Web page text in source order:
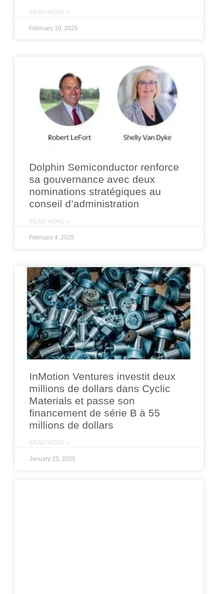
READ MORE »
February 10, 2025
Dolphin Semiconductor renforce
sa gouvernance avec deux
nominations stratégiques au
conseil d’administration
READ MORE »
February 4, 2025
InMotion Ventures investit deux
millions de dollars dans Cyclic
Materials et passe son
financement de série B à 55
millions de dollars
READ MORE »
January 23, 2025